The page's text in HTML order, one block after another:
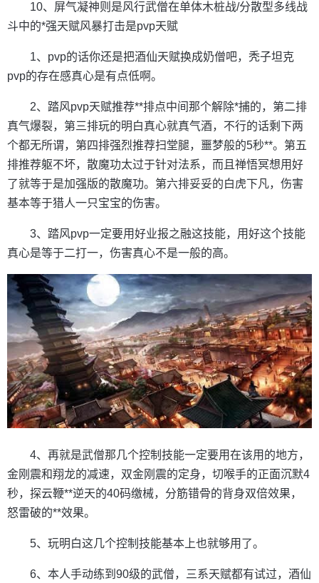
10、屏气凝神则是风行武僧在单体木桩战/分散型多线战
斗中的*强天赋风暴打击是pvp天赋
1、pvp的话你还是把酒仙天赋换成奶僧吧，秃子坦克
pvp的存在感真心是有点低啊。
2、踏风pvp天赋推荐**排点中间那个解除*捕的，第二排
真气爆裂，第三排玩的明白真心就真气酒，不行的话剩下两
个都无所谓，第四排强烈推荐扫堂腿，噩梦般的5秒**。第五
排推荐躯不坏，散魔功太过于针对法系，而且禅悟冥想用好
了就等于是加强版的散魔功。第六排妥妥的白虎下凡，伤害
基本等于猎人一只宝宝的伤害。
3、踏风pvp一定要用好业报之融这技能，用好这个技能
真心是等于二打一，伤害真心不是一般的高。
4、再就是武僧那几个控制技能一定要用在该用的地方，
金刚震和翔龙的减速，双金刚震的定身，切喉手的正面沉默4
秒，探云鞭**逆天的40码缴械，分筋错骨的背身双倍效果，
怒雷破的**效果。
5、玩明白这几个控制技能基本上也就够用了。
6、本人手动练到90级的武僧，三系天赋都有试过，酒仙